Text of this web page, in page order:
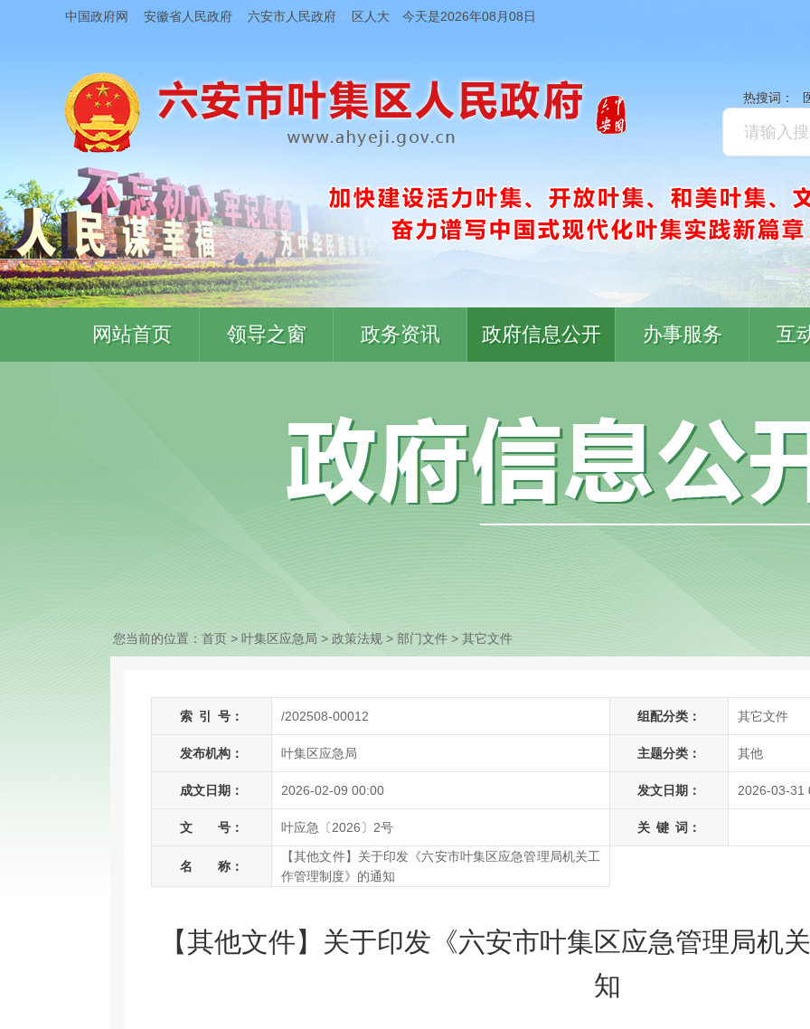
中国政府网 安徽省人民政府 六安市人民政府 区人大 今天是2026年08月08日
热搜词：
网站首页 领导之窗 政务资讯 政府信息公开 办事服务 互
您当前的位置： 首页> 叶集区应急局 > 政策法规 > 部门文件 > 其它文件
索 引 号： /202508-00012 组配分类： 其它文件
发布机构： 叶集区应急局 主题分类： 其他
成文日期： 2026-02-09 00:00 发文日期： 2026-03-31
文 号： 叶应急〔2026〕2号 关 键 词：
名 称：
【其他文件】关于印发《六安市叶集区应急管理局机关工
作管理制度》的通知
【其他文件】关于印发《六安市叶集区应急管理局机
知